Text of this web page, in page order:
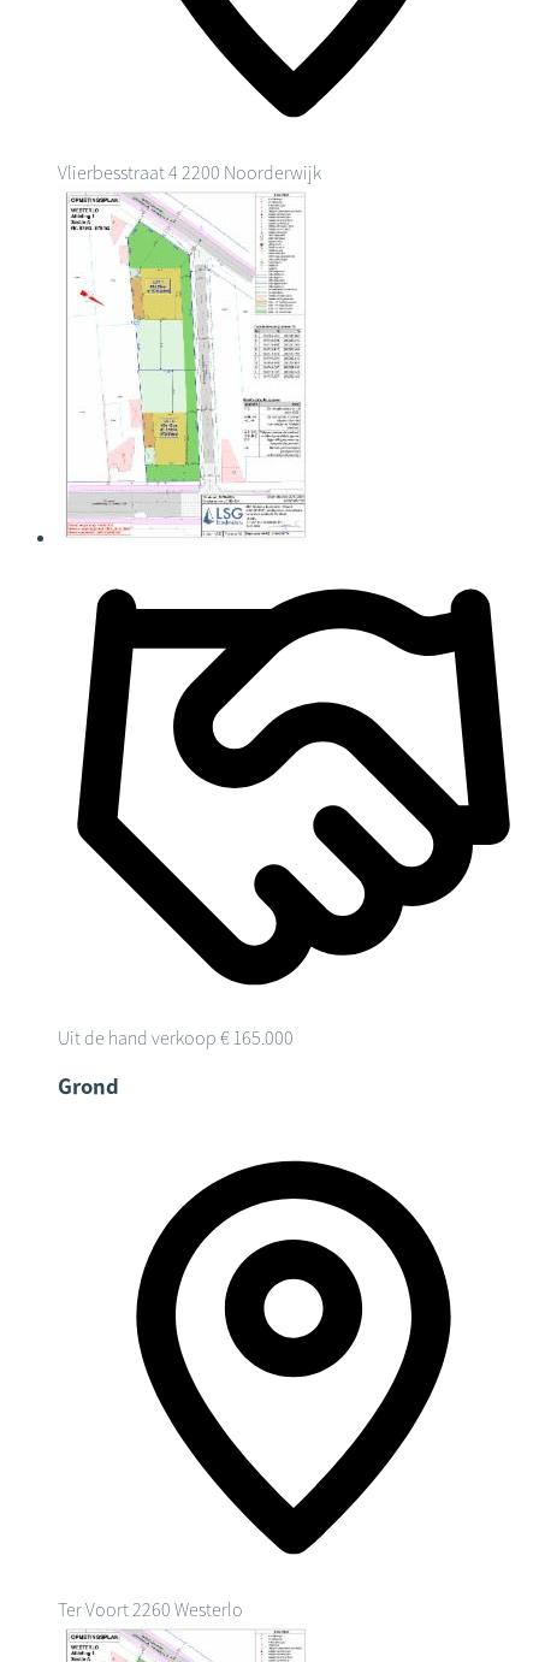
Vlierbesstraat 4 2200 Noorderwijk
Uit de hand verkoop € 165.000
Grond
Ter Voort2260 Westerlo